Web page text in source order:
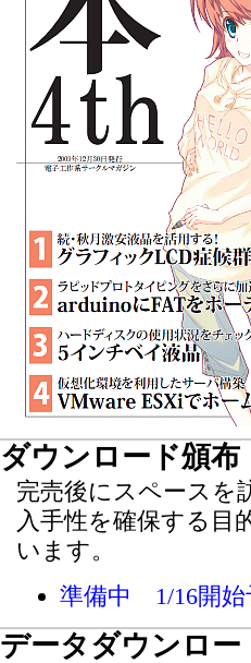
ダウンロード頒布
完売後にスペースを
入手性を確保する目
います。
準備中 1/16開始
データダウンロー